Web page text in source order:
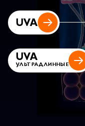
UVA
UVA
УЛЬТРАДЛИННЫЕ